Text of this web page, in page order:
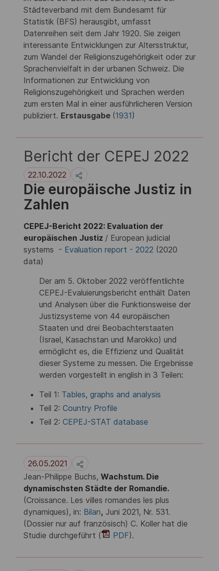
Städteverband mit dem Bundesamt für
Statistik (BFS) herausgibt, umfasst
Datenreihen seit dem Jahr 1920. Sie zeigen
interessante Entwicklungen zur Altersstruktur,
zum Wandel der Religionszugehörigkeit oder zur
Sprachenvielfalt in der urbanen Schweiz. Die
Informationen zur Entwicklung von
Religionszugehörigkeit und Sprachen werden
zum ersten Mal in einer ausführlicheren Version
publiziert. Erstausgabe (1931)
Bericht der CEPEJ 2022
22.10.2022
Die europäische Justiz in
Zahlen
CEPEJ-Bericht 2022: Evaluation der
europäischen Justiz / European judicial
systems - Evaluation report - 2022 (2020
data)
Der am 5. Oktober 2022 veröffentlichte
CEPEJ-Evaluierungsbericht enthält Daten
und Analysen über die Funktionsweise der
Justizsysteme von 44 europäischen
Staaten und drei Beobachterstaaten
(Israel, Kasachstan und Marokko) und
ermöglicht es, die Effizienz und Qualität
dieser Systeme zu messen. Die Ergebnisse
werden vorgestellt in english in 3 Teilen:
Teil 1: Tables, graphs and analysis
Teil 2: Country Profile
Teil 2: CEPEJ-STAT database
26.05.2021
Jean-Philippe Buchs, Wachstum. Die
dynamischsten Städte der Romandie.
(Croissance. Les villes romandes les plus
dynamiques), in: Bilan, Juni 2021, Nr. 531.
(Dossier nur auf französisch) C. Koller hat die
Studie durchgeführt (
PDF).